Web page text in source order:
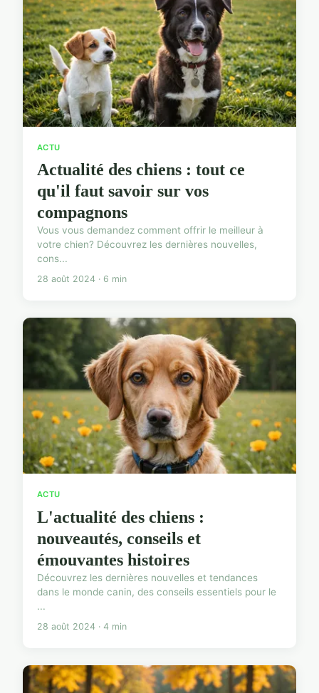
ACTU
Actualité des chiens : tout ce
qu'il faut savoir sur vos
compagnons
Vous vous demandez comment offrir le meilleur à
votre chien? Découvrez les dernières nouvelles,
cons...
28 août 2024 · 6 min
ACTU
L'actualité des chiens :
nouveautés, conseils et
émouvantes histoires
Découvrez les dernières nouvelles et tendances
dans le monde canin, des conseils essentiels pour le
...
28 août 2024 · 4 min